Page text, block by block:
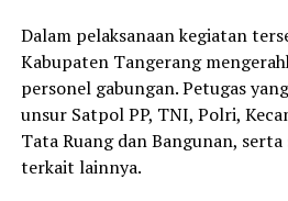
Dalam pelaksanaan kegiatan
Kabupaten Tangerang
personel gabungan. Petugas
unsur Satpol PP, TNI, Polri,
Tata Ruang dan Bangunan,
terkait lainnya.